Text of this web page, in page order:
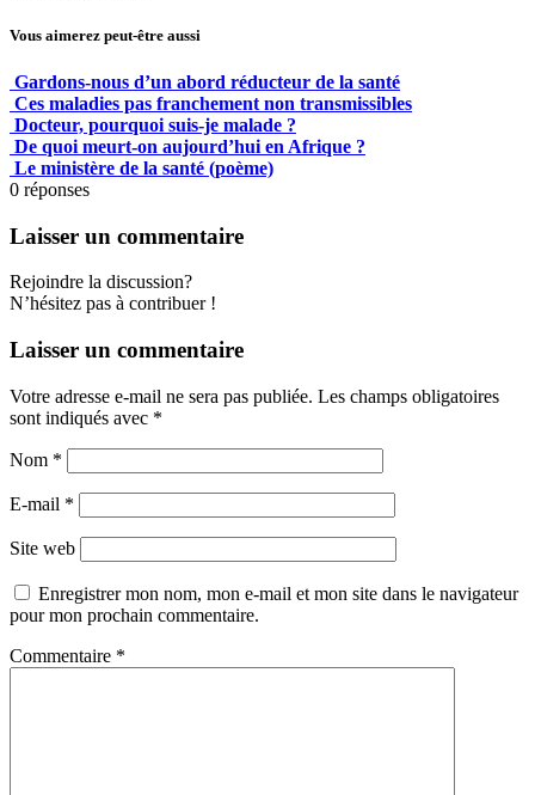
Vous aimerez peut-être aussi
Gardons-nous d’un abord réducteur de la santé
Ces maladies pas franchement non transmissibles
Docteur, pourquoi suis-je malade ?
De quoi meurt-on aujourd’hui en Afrique ?
Le ministère de la santé (poème)
0 réponses
Laisser un commentaire
Rejoindre la discussion?
N’hésitez pas à contribuer !
Laisser un commentaire
Votre adresse e-mail ne sera pas publiée. Les champs obligatoires
sont indiqués avec *
Nom *
E-mail *
Site web
Enregistrer mon nom, mon e-mail et mon site dans le navigateur
pour mon prochain commentaire.
Commentaire *